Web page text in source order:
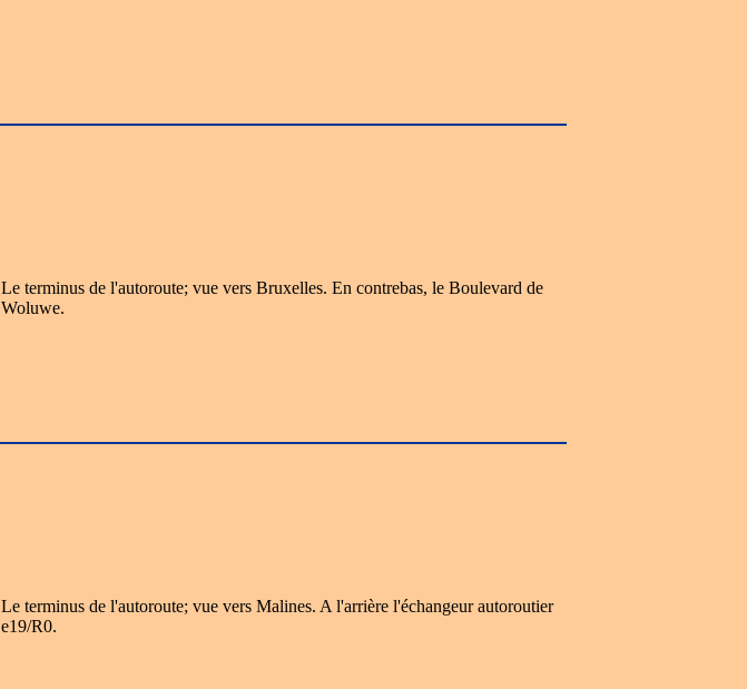
Le terminus de l'autoroute; vue vers Bruxelles. En contrebas, le Boulevard de
Woluwe.
Le terminus de l'autoroute; vue vers Malines. A l'arrière l'échangeur autoroutier
e19/R0.